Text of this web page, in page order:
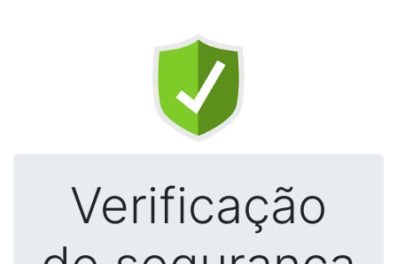
Verificação